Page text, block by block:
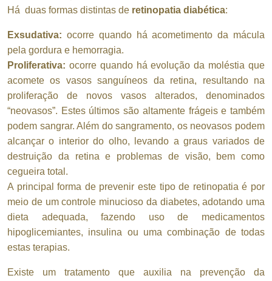
Há duas formas distintas de retinopatia diabética:
Exsudativa: ocorre quando há acometimento da mácula
pela gordura e hemorragia.
Proliferativa: ocorre quando há evolução da moléstia que
acomete os vasos sanguíneos da retina, resultando na
proliferação de novos vasos alterados, denominados
“neovasos”. Estes últimos são altamente frágeis e também
podem sangrar. Além do sangramento, os neovasos podem
alcançar o interior do olho, levando a graus variados de
destruição da retina e problemas de visão, bem como
cegueira total.
A principal forma de prevenir este tipo de retinopatia é por
meio de um controle minucioso da diabetes, adotando uma
dieta adequada, fazendo uso de medicamentos
hipoglicemiantes, insulina ou uma combinação de todas
estas terapias.
Existe um tratamento que auxilia na prevenção da